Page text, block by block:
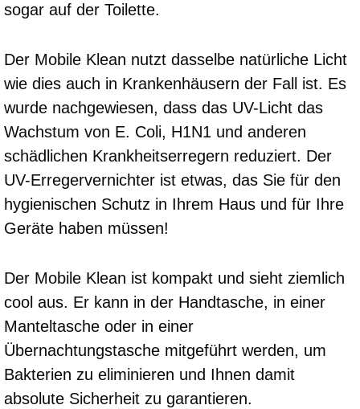
sogar auf der Toilette.
Der Mobile Klean nutzt dasselbe natürliche Licht
wie dies auch in Krankenhäusern der Fall ist. Es
wurde nachgewiesen, dass das UV-Licht das
Wachstum von E. Coli, H1N1 und anderen
schädlichen Krankheitserregern reduziert. Der
UV-Erregervernichter ist etwas, das Sie für den
hygienischen Schutz in Ihrem Haus und für Ihre
Geräte haben müssen!
Der Mobile Klean ist kompakt und sieht ziemlich
cool aus. Er kann in der Handtasche, in einer
Manteltasche oder in einer
Übernachtungstasche mitgeführt werden, um
Bakterien zu eliminieren und Ihnen damit
absolute Sicherheit zu garantieren.